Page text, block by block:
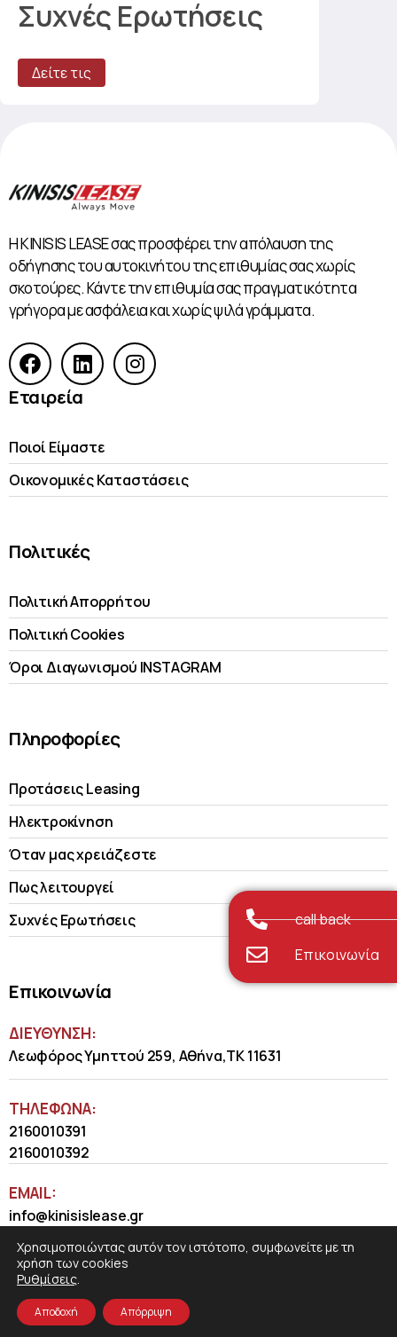
Συχνές Ερωτήσεις
Δείτε τις
Η KINISIS LEASE σας προσφέρει την απόλαυση της
οδήγησης του αυτοκινήτου της επιθυμίας σας χωρίς
σκοτούρες. Κάντε την επιθυμία σας πραγματικότητα
γρήγορα με ασφάλεια και χωρίς ψιλά γράμματα.
Εταιρεία
Ποιοί Είμαστε
Οικονομικές Kαταστάσεις
Πολιτικές
Πολιτική Απορρήτου
Πολιτική Cookies
Όροι Διαγωνισμού INSTAGRAM
Πληροφορίες
Προτάσεις Leasing
Ηλεκτροκίνηση
Όταν μας χρειάζεστε
Πως λειτουργεί
Συχνές Ερωτήσεις
Επικοινωνία
ΔΙΕΥΘΥΝΣΗ:
Λεωφόρος Υμηττού 259, Αθήνα,ΤΚ 11631
ΤΗΛΈΦΩΝΑ:
2160010391
2160010392
EMAIL:
info@kinisislease.gr
COSMOTE NewSite4U© 2026
call back
Επικοινωνία
Χρησιμοποιώντας αυτόν τον ιστότοπο, συμφωνείτε με τη
χρήση των cookies
Ρυθμίσεις.
Αποδοχή Απόρριψη